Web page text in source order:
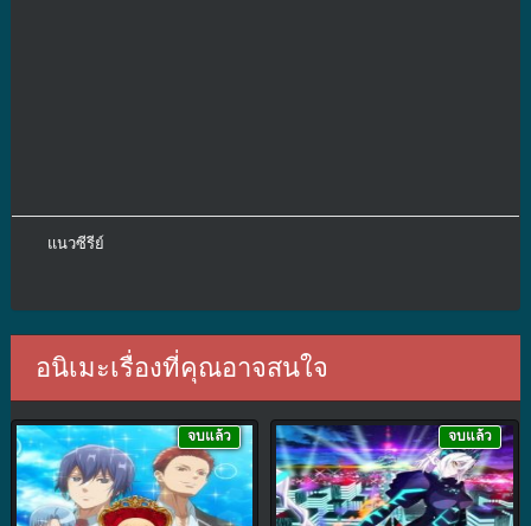
แนวซีรีย์
อนิเมะเรื่องที่คุณอาจสนใจ
จบแล้ว จบแล้ว